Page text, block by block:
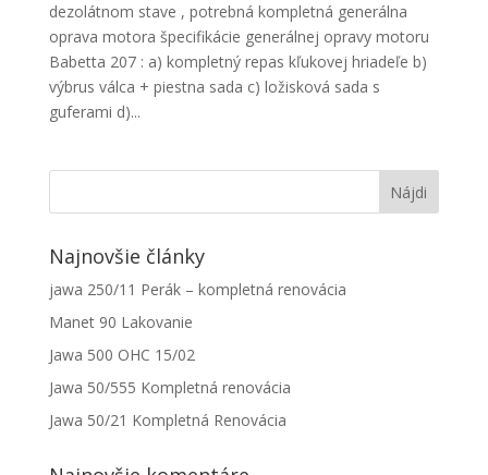
dezolátnom stave , potrebná kompletná generálna
oprava motora špecifikácie generálnej opravy motoru
Babetta 207 : a) kompletný repas kľukovej hriadeľe b)
výbrus válca + piestna sada c) ložisková sada s
guferami d)...
Najnovšie články
jawa 250/11 Perák – kompletná renovácia
Manet 90 Lakovanie
Jawa 500 OHC 15/02
Jawa 50/555 Kompletná renovácia
Jawa 50/21 Kompletná Renovácia
štruktúru
webovej
stránky na
základe
spôsobu
používania
stránky.